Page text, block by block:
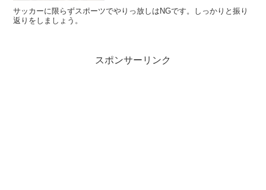
サッカーに限らずスポーツでやりっ放しはNGです。しっかりと振り
返りをしましょう。
スポンサーリンク